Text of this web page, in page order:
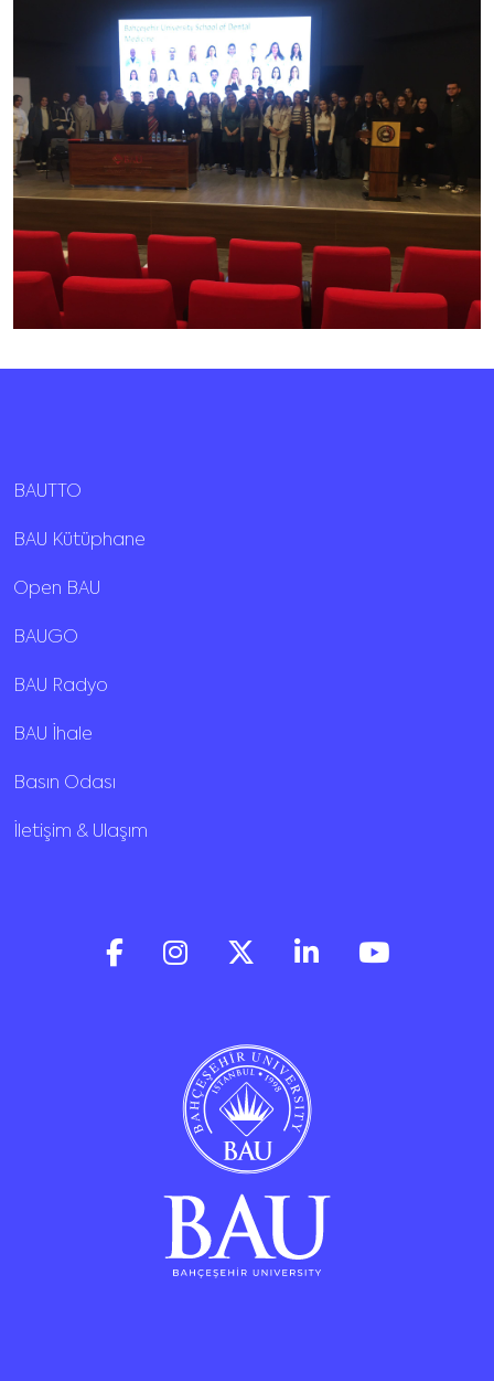
BAUTTO
BAU Kütüphane
Open BAU
BAUGO
BAU Radyo
BAU İhale
Basın Odası
İletişim & Ulaşım